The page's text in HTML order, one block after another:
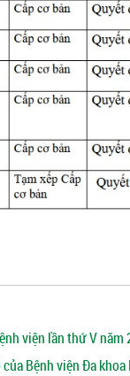
viện lần thứ V năm
Bệnh viện Đa khoa